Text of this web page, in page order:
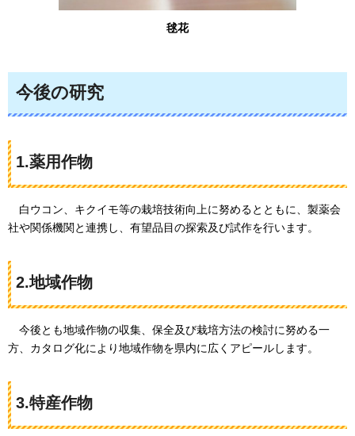
毬花
今後の研究
1.薬用作物
白ウコン、キクイモ等の栽培技術向上に努めるとともに、製薬会
社や関係機関と連携し、有望品目の探索及び試作を行います。
2.地域作物
今後とも地域作物の収集、保全及び栽培方法の検討に努める一
方、カタログ化により地域作物を県内に広くアピールします。
3.特産作物